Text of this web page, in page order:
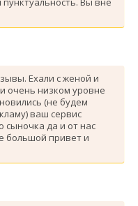
Ехали с женой и
очень низком уровне
(не будем
ваш сервис
сыночка да и от нас
большой привет и